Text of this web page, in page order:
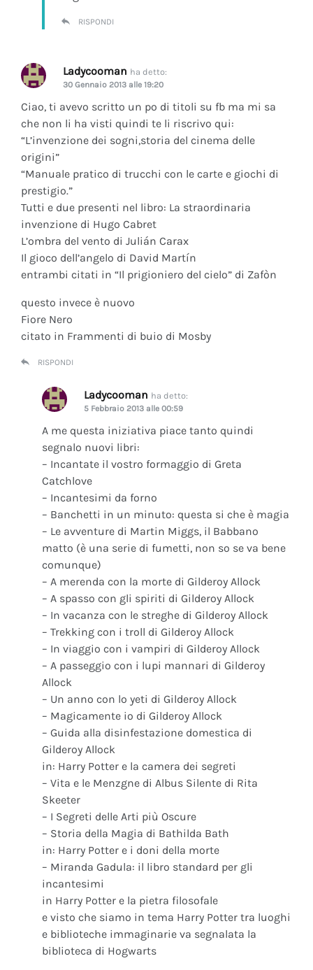
RISPONDI
Ladycooman ha detto:
30 Gennaio 2013 alle 19:20
Ciao, ti avevo scritto un po di titoli su fb ma mi sa
che non li ha visti quindi te li riscrivo qui:
“L’invenzione dei sogni,storia del cinema delle
origini”
“Manuale pratico di trucchi con le carte e giochi di
prestigio.”
Tutti e due presenti nel libro: La straordinaria
invenzione di Hugo Cabret
L’ombra del vento di Julián Carax
Il gioco dell’angelo di David Martín
entrambi citati in “Il prigioniero del cielo” di Zafòn
questo invece è nuovo
Fiore Nero
citato in Frammenti di buio di Mosby
RISPONDI
Ladycooman ha detto:
5 Febbraio 2013 alle 00:59
A me questa iniziativa piace tanto quindi
segnalo nuovi libri:
– Incantate il vostro formaggio di Greta
Catchlove
– Incantesimi da forno
– Banchetti in un minuto: questa si che è magia
– Le avventure di Martin Miggs, il Babbano
matto (è una serie di fumetti, non so se va bene
comunque)
– A merenda con la morte di Gilderoy Allock
– A spasso con gli spiriti di Gilderoy Allock
– In vacanza con le streghe di Gilderoy Allock
– Trekking con i troll di Gilderoy Allock
– In viaggio con i vampiri di Gilderoy Allock
– A passeggio con i lupi mannari di Gilderoy
Allock
– Un anno con lo yeti di Gilderoy Allock
– Magicamente io di Gilderoy Allock
– Guida alla disinfestazione domestica di
Gilderoy Allock
in: Harry Potter e la camera dei segreti
– Vita e le Menzgne di Albus Silente di Rita
Skeeter
– I Segreti delle Arti più Oscure
– Storia della Magia di Bathilda Bath
in: Harry Potter e i doni della morte
– Miranda Gadula: il libro standard per gli
incantesimi
in Harry Potter e la pietra filosofale
e visto che siamo in tema Harry Potter tra luoghi
e biblioteche immaginarie va segnalata la
biblioteca di Hogwarts